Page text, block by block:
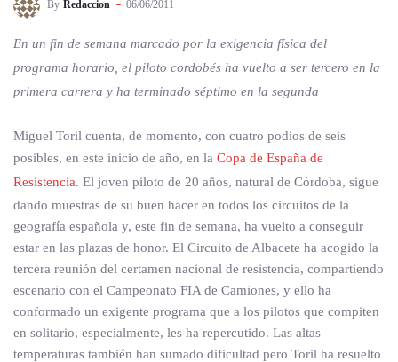
By Redaccion 06/06/2011
En un fin de semana marcado por la exigencia física del
programa horario, el piloto cordobés ha vuelto a ser tercero en la
primera carrera y ha terminado séptimo en la segunda
Miguel Toril cuenta, de momento, con cuatro podios de seis
posibles, en este inicio de año, en la Copa de España de
Resistencia. El joven piloto de 20 años, natural de Córdoba, sigue
dando muestras de su buen hacer en todos los circuitos de la
geografía española y, este fin de semana, ha vuelto a conseguir
estar en las plazas de honor. El Circuito de Albacete ha acogido la
tercera reunión del certamen nacional de resistencia, compartiendo
escenario con el Campeonato FIA de Camiones, y ello ha
conformado un exigente programa que a los pilotos que compiten
en solitario, especialmente, les ha repercutido. Las altas
temperaturas también han sumado dificultad pero Toril ha resuelto